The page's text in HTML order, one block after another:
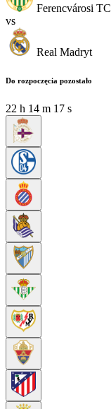
Ferencvárosi TC
vs
Real Madryt
Do rozpoczęcia pozostało
22 h 14 m 17 s